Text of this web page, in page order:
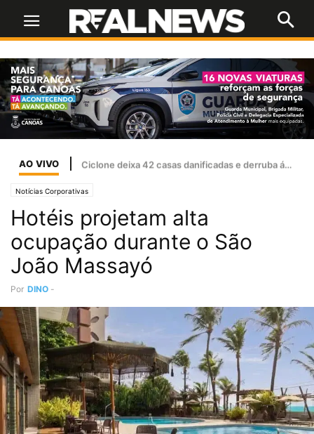
AO VIVO Naser Taher, presidente e fundador do MultiBank Group, homenageado por Sua Alteza Sheikh Nahyan bin Mubarak Al Nahyan com o Prêmio de Excelência de Ouro em FinTech, Ativos Digitais e Blockchain
Notícias Corporativas
Hotéis projetam alta
ocupação durante o São
João Massayó
Por DINO -